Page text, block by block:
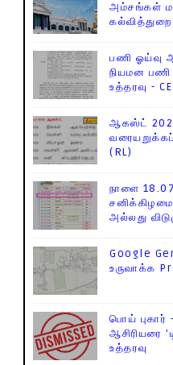
அம்சங்கள்
கல்வித்துறை
பணி ஓய்வு
நியமன பணி
உத்தரவு -
ஆகஸ்ட்
(RL)
நாளை
அல்லது
Google
உருவாக்க
பொய் புகார்
ஆசிரியரை
உத்தரவு